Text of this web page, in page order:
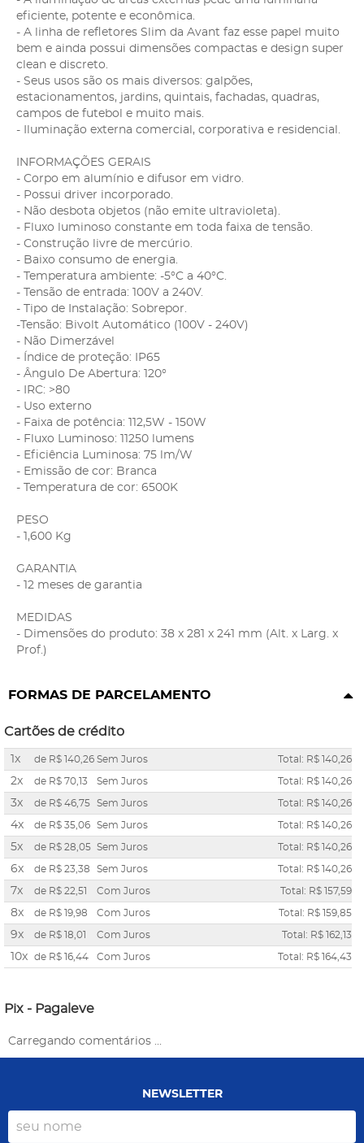
eficiente, potente e econômica.
- A linha de refletores Slim da Avant faz esse papel muito
bem e ainda possui dimensões compactas e design super
clean e discreto.
- Seus usos são os mais diversos: galpões,
estacionamentos, jardins, quintais, fachadas, quadras,
campos de futebol e muito mais.
- Iluminação externa comercial, corporativa e residencial.
INFORMAÇÕES GERAIS
- Corpo em alumínio e difusor em vidro.
- Possui driver incorporado.
- Não desbota objetos (não emite ultravioleta).
- Fluxo luminoso constante em toda faixa de tensão.
- Construção livre de mercúrio.
- Baixo consumo de energia.
- Temperatura ambiente: -5°C a 40°C.
- Tensão de entrada: 100V a 240V.
- Tipo de Instalação: Sobrepor.
-Tensão: Bivolt Automático (100V - 240V)
- Não Dimerzável
- Índice de proteção: IP65
- Ângulo De Abertura: 120°
- IRC: >80
- Uso externo
- Faixa de potência: 112,5W - 150W
- Fluxo Luminoso: 11250 lumens
- Eficiência Luminosa: 75 lm/W
- Emissão de cor: Branca
- Temperatura de cor: 6500K
PESO
- 1,600 Kg
GARANTIA
- 12 meses de garantia
MEDIDAS
- Dimensões do produto: 38 x 281 x 241 mm (Alt. x Larg. x
Prof.)
FORMAS DE PARCELAMENTO
Cartões de crédito
1x de R$ 140,26 Sem Juros Total: R$ 140,26
2x de R$ 70,13 Sem Juros Total: R$ 140,26
3x de R$ 46,75 Sem Juros Total: R$ 140,26
4x de R$ 35,06 Sem Juros Total: R$ 140,26
5x de R$ 28,05 Sem Juros Total: R$ 140,26
6x de R$ 23,38 Sem Juros Total: R$ 140,26
7x de R$ 22,51 Com Juros Total: R$ 157,59
8x de R$ 19,98 Com Juros Total: R$ 159,85
9x de R$ 18,01 Com Juros Total: R$ 162,13
10x de R$ 16,44 Com Juros Total: R$ 164,43
Pix - Pagaleve
Carregando comentários ...
NEWSLETTER